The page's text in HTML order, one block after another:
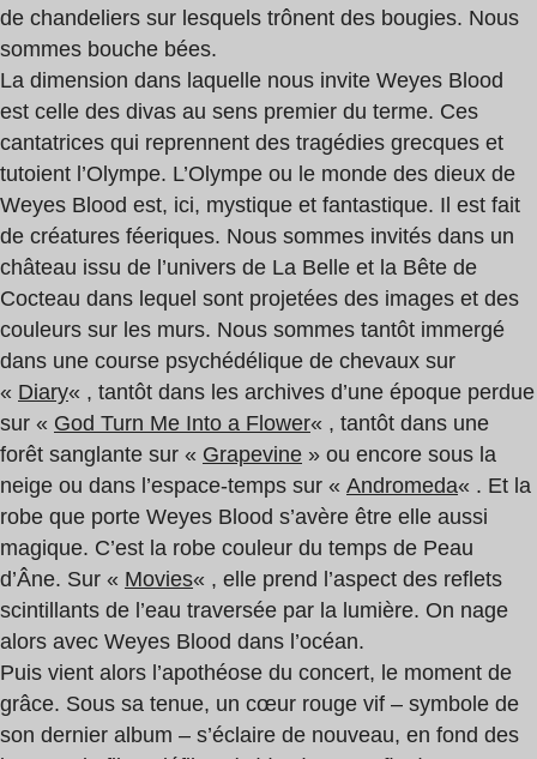
de chandeliers sur lesquels trônent des bougies. Nous
sommes bouche bées.
La dimension dans laquelle nous invite Weyes Blood
est celle des divas au sens premier du terme. Ces
cantatrices qui reprennent des tragédies grecques et
tutoient l’Olympe. L’Olympe ou le monde des dieux de
Weyes Blood est, ici, mystique et fantastique. Il est fait
de créatures féeriques. Nous sommes invités dans un
château issu de l’univers de La Belle et la Bête de
Cocteau dans lequel sont projetées des images et des
couleurs sur les murs. Nous sommes tantôt immergé
dans une course psychédélique de chevaux sur
« Diary« , tantôt dans les archives d’une époque perdue
sur « God Turn Me Into a Flower« , tantôt dans une
forêt sanglante sur « Grapevine » ou encore sous la
neige ou dans l’espace-temps sur « Andromeda« . Et la
robe que porte Weyes Blood s’avère être elle aussi
magique. C’est la robe couleur du temps de Peau
d’Âne. Sur « Movies« , elle prend l’aspect des reflets
scintillants de l’eau traversée par la lumière. On nage
alors avec Weyes Blood dans l’océan.
Puis vient alors l’apothéose du concert, le moment de
grâce. Sous sa tenue, un cœur rouge vif – symbole de
son dernier album – s’éclaire de nouveau, en fond des